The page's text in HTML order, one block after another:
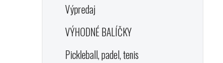
Výpredaj
VÝHODNÉ BALÍČKY
Pickleball, padel, tenis